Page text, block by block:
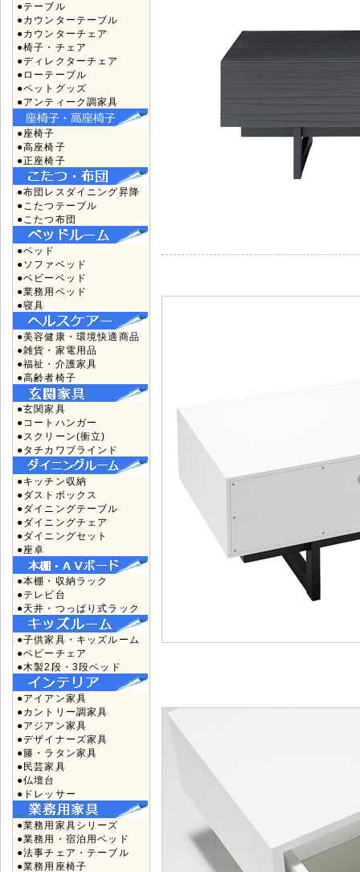
●テーブル
●カウンターテーブル
●カウンターチェア
●椅子・チェア
●ディレクターチェア
●ローテーブル
●ペットグッズ
●アンティーク調家具
●座椅子
●高座椅子
●正座椅子
●布団レスダイニング昇降
●こたつテーブル
●こたつ布団
●ベッド
●ソファベッド
●ベビーベッド
●業務用ベッド
●寝具
●美容健康・環境快適商品
●雑貨・家電用品
●福祉・介護家具
●高齢者椅子
●玄関家具
●コートハンガー
●スクリーン(衝立)
●タチカワブラインド
●キッチン収納
●ダストボックス
●ダイニングテーブル
●ダイニングチェア
●ダイニングセット
●座卓
●本棚・収納ラック
●テレビ台
●天井・つっぱり式ラック
●子供家具・キッズルーム
●ベビーチェア
●木製2段・3段ベッド
●アイアン家具
●カントリー調家具
●アジアン家具
●デザイナーズ家具
●籐・ラタン家具
●民芸家具
●仏壇台
●ドレッサー
●業務用家具シリーズ
●業務用・宿泊用ベッド
●法事チェア・テーブル
●業務用座椅子